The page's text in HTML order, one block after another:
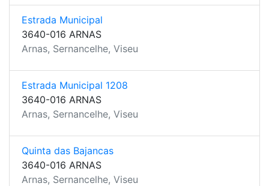
Estrada Municipal
3640-016 ARNAS
Arnas, Sernancelhe, Viseu
Estrada Municipal 1208
3640-016 ARNAS
Arnas, Sernancelhe, Viseu
Quinta das Bajancas
3640-016 ARNAS
Arnas, Sernancelhe, Viseu